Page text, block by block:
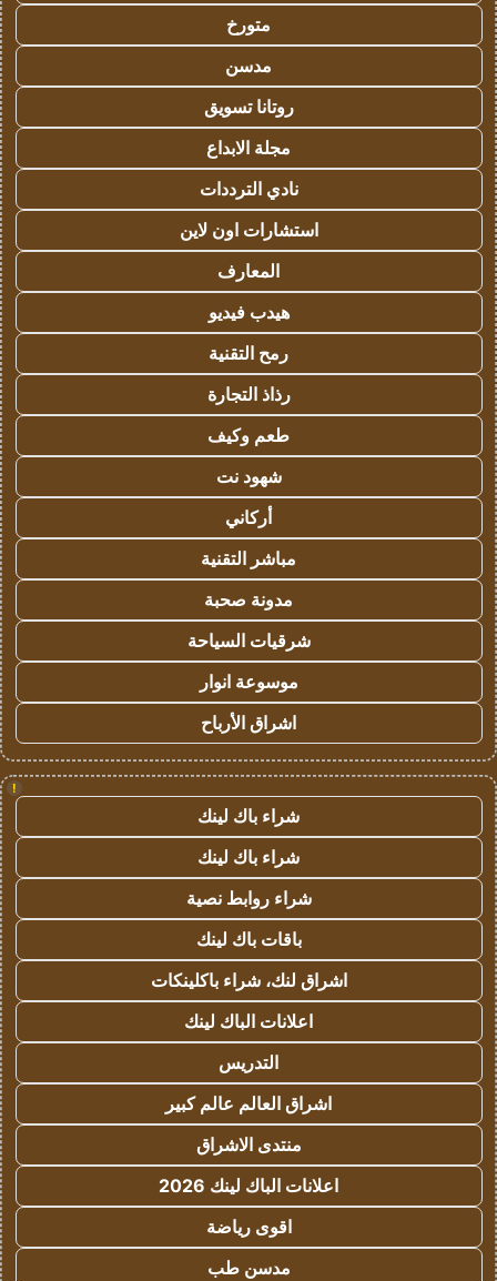
متورخ
مدسن
روتانا تسويق
مجلة الابداع
نادي الترددات
استشارات اون لاين
المعارف
هيدب فيديو
رمح التقنية
رذاذ التجارة
طعم وكيف
شهود نت
أركاني
مباشر التقنية
مدونة صحبة
شرقيات السياحة
موسوعة انوار
اشراق الأرباح
!
شراء باك لينك
شراء باك لينك
شراء روابط نصية
باقات باك لينك
اشراق لنك، شراء باكلينكات
اعلانات الباك لينك
التدريس
اشراق العالم عالم كبير
منتدى الاشراق
اعلانات الباك لينك 2026
اقوى رياضة
مدسن طب